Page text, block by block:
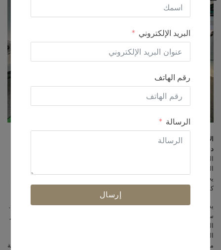
الأماكن المغلقة عشب صناعي مبطن
داخلية آمنة طوال الموسم أو منطقة لعب آمنة للأطفال.
الواقعي للعشب مع وسادة مدمجة وحساسة لامتصاص الصدمات. يوفر هذا
النظام أماناً لا مثيل له وتعدد استخدامات لا مثيل له وصيانة منخفضة للغاية، مما
يجعله خياراً متميزاً لترقية أي بيئة داخلية. بصفتي مهندس عمليات، فقد رأيت عن
كثب كيف يمكن للعشب المناسب أن يغيّر من شكل المكان.
يستند هذا الدليل إلى خبرتي المباشرة في تصميم أنظمة العشب هذه وتحسينها.
سوف ننتقل من الهيكل الأساسي للمنتج إلى فوائده الأساسية وتطبيقاته ومعايير
الشراء الحاسمة مثل التكلفة. سوف أقوم بتفصيل المواصفات الفنية الرئيسية
التي يجب أن تأخذها في الاعتبار، مثل ارتفاع الوبر وكثافة الحشو، لاتخاذ قرار
مستنير. كما سنغطي أيضاً عملية الملكية بالكامل، بدءاً من التركيب وحتى الصيانة
البريد الإلكتروني
رقم الهاتف
الرسالة
إرسال